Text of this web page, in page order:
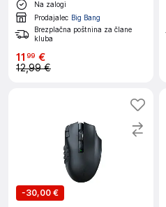
Na zalogi
Prodajalec Big Bang
Brezplačna poštnina za člane
kluba
11 99 €
12,99 €
-30,00 €